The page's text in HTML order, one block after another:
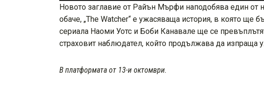
Новото заглавие от Райън Мърфи наподобява един от
обаче, „The Watcher“ е ужасяваща история, в която ще
сериала Наоми Уотс и Боби Канавале ще се
страховит наблюдател, който продължава да изпраща
В платформата от 13-и октомври.